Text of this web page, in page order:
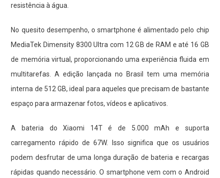
resistência à água.
No quesito desempenho, o smartphone é alimentado pelo chip
MediaTek Dimensity 8300 Ultra com 12 GB de RAM e até 16 GB
de memória virtual, proporcionando uma experiência fluida em
multitarefas. A edição lançada no Brasil tem uma memória
interna de 512 GB, ideal para aqueles que precisam de bastante
espaço para armazenar fotos, vídeos e aplicativos.
A bateria do Xiaomi 14T é de 5.000 mAh e suporta
carregamento rápido de 67W. Isso significa que os usuários
podem desfrutar de uma longa duração de bateria e recargas
rápidas quando necessário. O smartphone vem com o Android